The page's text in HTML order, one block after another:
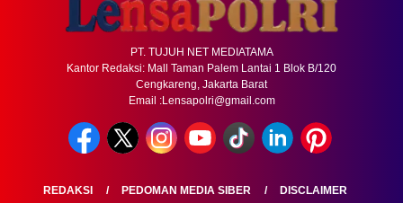
PT. TUJUH NET MEDIATAMA
Kantor Redaksi: Mall Taman Palem Lantai 1 Blok B/120
Cengkareng, Jakarta Barat
Email :Lensapolri@gmail.com
REDAKSI PEDOMAN MEDIA SIBER DISCLAIMER